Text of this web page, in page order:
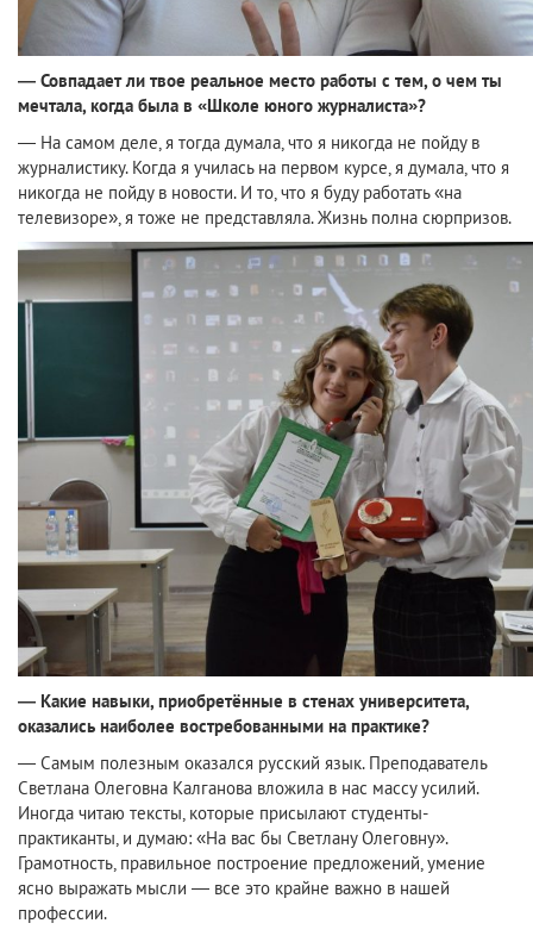
— Совпадает ли твое реальное место работы с тем, о чем ты
мечтала, когда была в «Школе юного журналиста»?
— На самом деле, я тогда думала, что я никогда не пойду в
журналистику. Когда я училась на первом курсе, я думала, что я
никогда не пойду в новости. И то, что я буду работать «на
телевизоре», я тоже не представляла. Жизнь полна сюрпризов.
— Какие навыки, приобретённые в стенах университета,
оказались наиболее востребованными на практике?
— Самым полезным оказался русский язык. Преподаватель
Светлана Олеговна Калганова вложила в нас массу усилий.
Иногда читаю тексты, которые присылают студенты-
практиканты, и думаю: «На вас бы Светлану Олеговну».
Грамотность, правильное построение предложений, умение
ясно выражать мысли — все это крайне важно в нашей
профессии.